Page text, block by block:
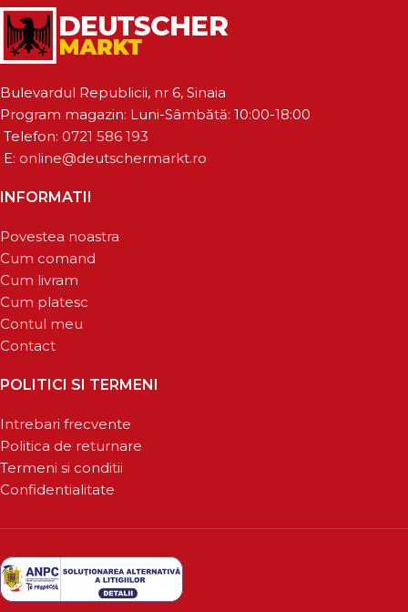
Bulevardul Republicii, nr 6, Sinaia
Program magazin: Luni-Sâmbătă: 10:00-18:00
Telefon: 0721 586 193
E: online@deutschermarkt.ro
INFORMATII
Povestea noastra
Cum comand
Cum livram
Cum platesc
Contul meu
Contact
POLITICI SI TERMENI
Intrebari frecvente
Politica de returnare
Termeni si conditii
Confidentialitate